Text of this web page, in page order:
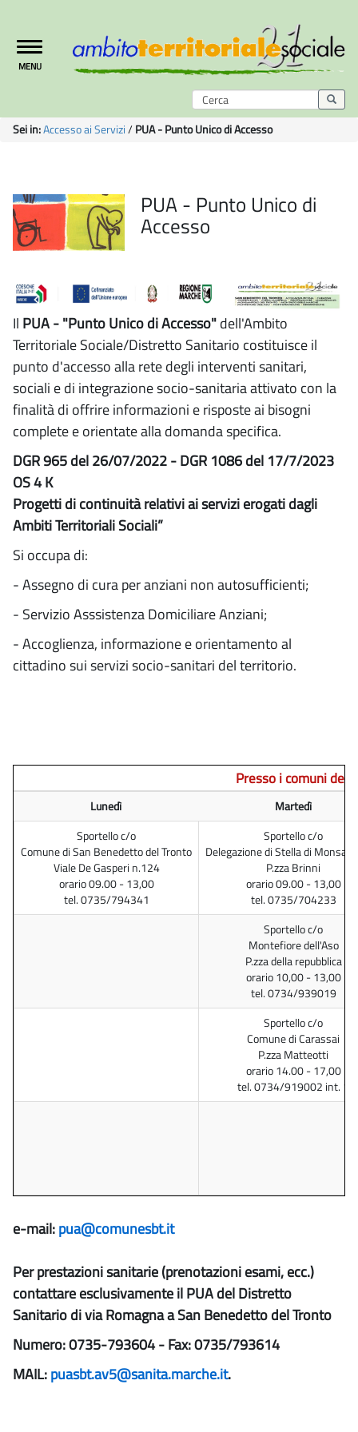
Toggle
navigation
MENU
Sei in:Accesso ai Servizi/PUA - Punto Unico di Accesso
PUA - Punto Unico di
Accesso
Il PUA - "Punto Unico di Accesso"dell'Ambito
Territoriale Sociale/Distretto Sanitario costituisce il
punto d'accesso alla rete degli interventi sanitari,
sociali e di integrazione socio-sanitaria attivato con la
finalità di offrire informazioni e risposte ai bisogni
complete e orientate alla domanda specifica.
DGR 965 del 26/07/2022 - DGR 1086 del 17/7/2023
OS 4 K
Progetti di continuità relativi ai servizi erogati dagli
Ambiti Territoriali Sociali”
Si occupa di:
- Assegno di cura per anziani non autosufficienti;
- Servizio Asssistenza Domiciliare Anziani;
- Accoglienza, informazione e orientamento al
cittadino sui servizi socio-sanitari del territorio.
Presso i comuni
Lunedì
Martedì
Sportello c/o
Comune di San Benedetto del Tronto
Viale De Gasperi n.124
orario 09.00 - 13,00
tel. 0735/794341
Sportello c/o
Delegazione di Stella di
P.zza Brinni
orario 09.00 - 13,00
tel. 0735/704233
Sportello c/o
Montefiore dell'Aso
P.zza della repubblica
orario 10,00 - 13,00
tel. 0734/939019
Sportello c/o
Comune di Carassai
P.zza Matteotti
orario 14.00 - 17,00
tel. 0734/919002 int. 1
e-mail:pua@comunesbt.it
Per prestazioni sanitarie (prenotazioni esami, ecc.)
contattare esclusivamente il PUA del Distretto
Sanitario di via Romagna a San Benedetto del Tronto
Numero: 0735-793604 - Fax: 0735/793614
MAIL:puasbt.av5@sanita.marche.it.